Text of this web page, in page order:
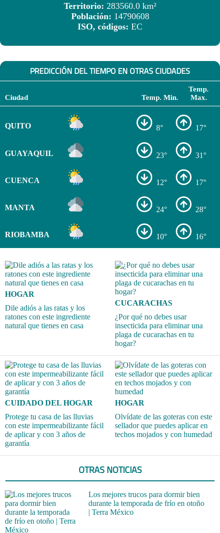
Territorio: 283560.0 km²
Población: 14790608
ISO, códigos: EC
PREDICCIÓN DEL TIEMPO EN OTRAS CIUDADES
Ciudad Temp. Min.
Temp.
Max.
QUITO 8° 17°
GUAYAQUIL 23° 31°
CUENCA 12° 17°
MANTA 24° 28°
RIOBAMBA 10° 16°
HOGAR
Dile adiós a las ratas y los
ratones con este ingrediente
natural que tienes en casa
CUCARACHAS
¿Por qué no debes usar
insecticida para eliminar una
plaga de cucarachas en tu
hogar?
CUIDADO DEL HOGAR
Protege tu casa de las lluvias
con este impermeabilizante fácil
de aplicar y con 3 años de
garantía
HOGAR
Olvídate de las goteras con este
sellador que puedes aplicar en
techos mojados y con humedad
OTRAS NOTICIAS
Los mejores trucos para dormir bien
durante la temporada de frío en otoño
| Terra México